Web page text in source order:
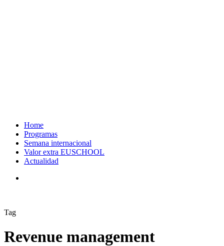
Home
Programas
Semana internacional
Valor extra EUSCHOOL
Actualidad
Tag
Revenue management